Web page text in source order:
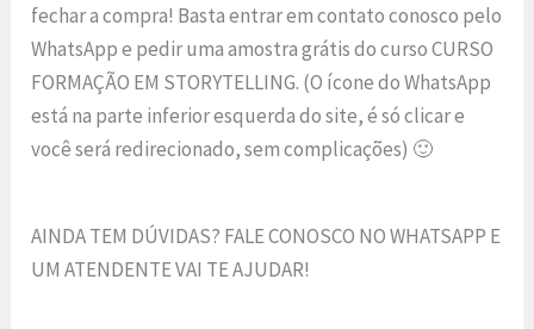
fechar a compra! Basta entrar em contato conosco pelo
WhatsApp e pedir uma amostra grátis do curso CURSO
FORMAÇÃO EM STORYTELLING. (O ícone do WhatsApp
está na parte inferior esquerda do site, é só clicar e
você será redirecionado, sem complicações) 🙂
AINDA TEM DÚVIDAS? FALE CONOSCO NO WHATSAPP E
UM ATENDENTE VAI TE AJUDAR!